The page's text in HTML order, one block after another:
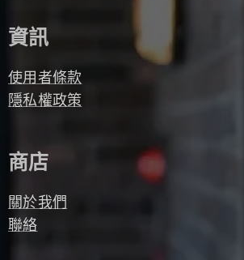
資訊
使用者條款
隱私權政策
商店
關於我們
聯絡